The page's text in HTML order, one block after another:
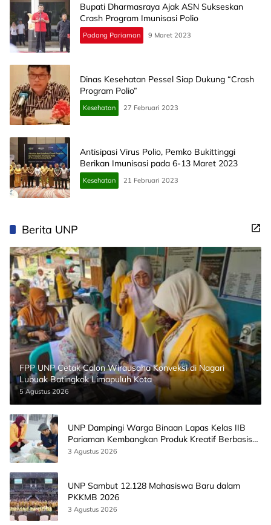
Bupati Dharmasraya Ajak ASN Sukseskan
Crash Program Imunisasi Polio
Padang Pariaman 9 Maret 2023
Dinas Kesehatan Pessel Siap Dukung “Crash
Program Polio”
Kesehatan 27 Februari 2023
Antisipasi Virus Polio, Pemko Bukittinggi
Berikan Imunisasi pada 6-13 Maret 2023
Kesehatan 21 Februari 2023
Berita UNP
FPP UNP Cetak Calon Wirausaha Konveksi di Nagari
Lubuak Batingkok Limapuluh Kota
5 Agustus 2026
UNP Dampingi Warga Binaan Lapas Kelas IIB
Pariaman Kembangkan Produk Kreatif Berbasis
AI
3 Agustus 2026
UNP Sambut 12.128 Mahasiswa Baru dalam
PKKMB 2026
3 Agustus 2026